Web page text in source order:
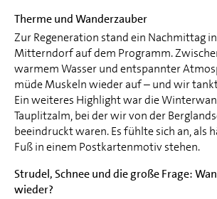
Therme und Wanderzauber
Zur Regeneration stand ein Nachmittag
Mitterndorf auf dem Programm.
warmem Wasser und entspannter
müde Muskeln wieder auf – und wir
Ein weiteres Highlight war die
Tauplitzalm, bei der wir von der
beeindruckt waren. Es fühlte sich an, als
Fuß in einem Postkartenmotiv stehen.
Strudel, Schnee und die große Frage:
wieder?